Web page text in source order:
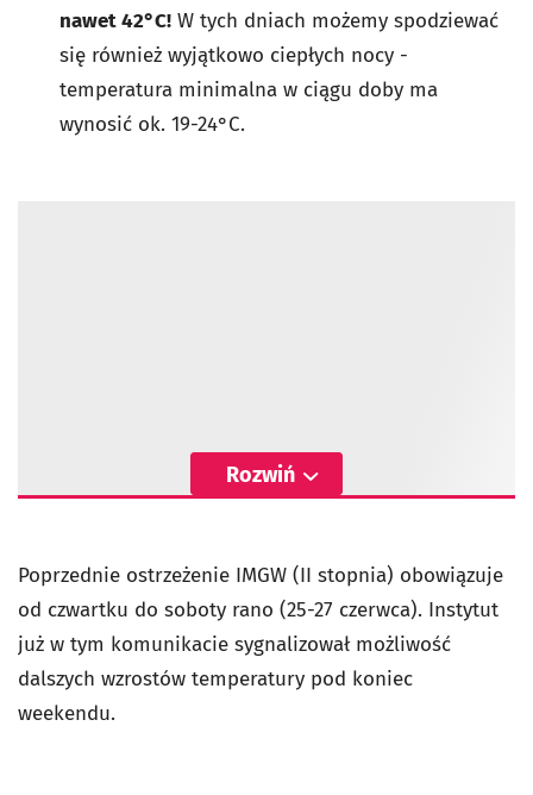
nawet 42°C! W tych dniach możemy spodziewać
się również wyjątkowo ciepłych nocy -
temperatura minimalna w ciągu doby ma
wynosić ok. 19-24°C.
Rozwiń
Poprzednie ostrzeżenie IMGW (II stopnia) obowiązuje
od czwartku do soboty rano (25-27 czerwca). Instytut
już w tym komunikacie sygnalizował możliwość
dalszych wzrostów temperatury pod koniec
weekendu.